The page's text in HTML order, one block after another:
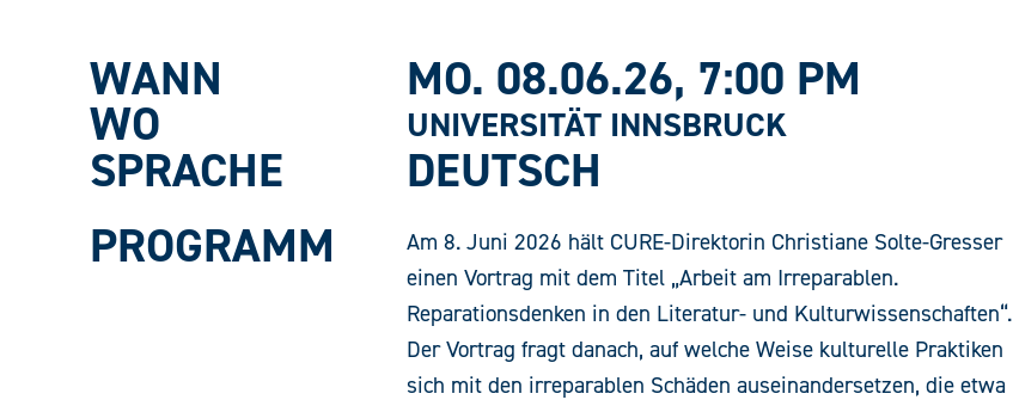
WANN MO. 08.06.26, 7:00 PM
WO UNIVERSITÄT INNSBRUCK
SPRACHE
DEUTSCH
PROGRAMM
Am 8. Juni 2026 hält CURE-Direktorin Christiane Solte-Gresser
einen Vortrag mit dem Titel „Arbeit am Irreparablen.
Reparationsdenken in den Literatur- und Kulturwissenschaften“.
Der Vortrag fragt danach, auf welche Weise kulturelle Praktiken
sich mit den irreparablen Schäden auseinandersetzen, die etwa